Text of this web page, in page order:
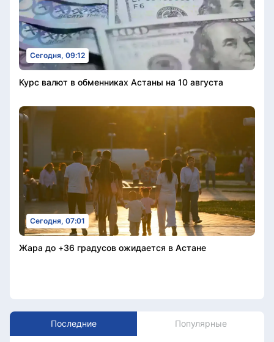
Сегодня, 09:12
Курс валют в обменниках Астаны на 10 августа
Сегодня, 07:01
Жара до +36 градусов ожидается в Астане
Последние Популярные